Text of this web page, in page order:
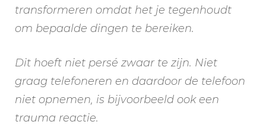
transformeren omdat het je tegenhoudt
om bepaalde dingen te bereiken.
Dit hoeft niet persé zwaar te zijn. Niet
graag telefoneren en daardoor de telefoon
niet opnemen, is bijvoorbeeld ook een
trauma reactie.